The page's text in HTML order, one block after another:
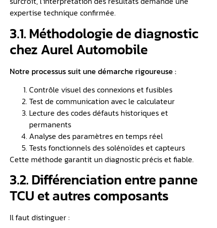
expertise technique confirmée.
3.1. Méthodologie de diagnostic
chez Aurel Automobile
Notre processus suit une démarche rigoureuse :
Contrôle visuel des connexions et fusibles
Test de communication avec le calculateur
Lecture des codes défauts historiques et
permanents
Analyse des paramètres en temps réel
Tests fonctionnels des solénoïdes et capteurs
Cette méthode garantit un diagnostic précis et fiable.
3.2. Différenciation entre panne
TCU et autres composants
Il faut distinguer :